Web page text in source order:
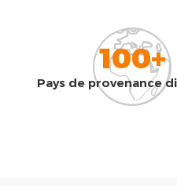
100+
Pays de provenance